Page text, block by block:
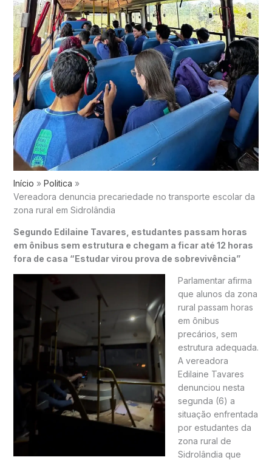
Início
Politica
Vereadora denuncia precariedade no transporte escolar da
zona rural em Sidrolândia
Segundo Edilaine Tavares, estudantes passam horas
em ônibus sem estrutura e chegam a ficar até 12 horas
fora de casa “Estudar virou prova de sobrevivência”
Parlamentar afirma
que alunos da zona
rural passam horas
em ônibus
precários, sem
estrutura adequada.
A vereadora
Edilaine Tavares
denunciou nesta
segunda (6) a
situação enfrentada
por estudantes da
zona rural de
Sidrolândia que